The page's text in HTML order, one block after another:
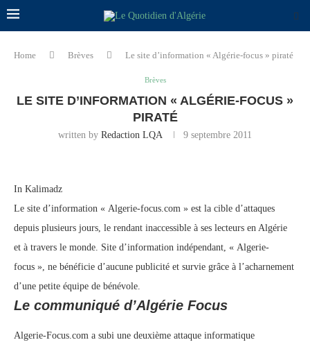
Home Brèves Le site d’information « Algérie-focus » piraté
Brèves
LE SITE D’INFORMATION « ALGÉRIE-FOCUS »
PIRATÉ
written by Redaction LQA 9 septembre 2011
In Kalimadz
Le site d’information « Algerie-focus.com » est la cible d’attaques
depuis plusieurs jours, le rendant inaccessible à ses lecteurs en Algérie
et à travers le monde. Site d’information indépendant, « Algerie-
focus », ne bénéficie d’aucune publicité et survie grâce à l’acharnement
d’une petite équipe de bénévole.
Le communiqué d’Algérie Focus
Algerie-Focus.com a subi une deuxième attaque informatique